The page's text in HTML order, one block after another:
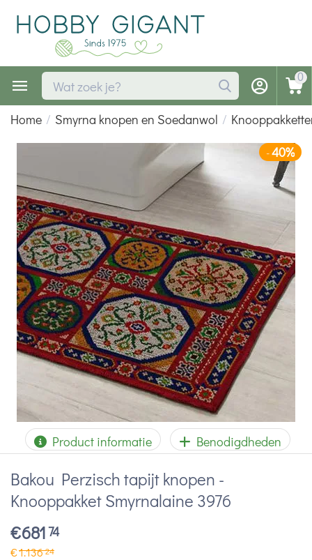
0
Home / Smyrna knopen en Soedanwol /
-40%
Product informatie Benodigdheden
Bakou Perzisch tapijt knopen -
Knooppakket Smyrnalaine 3976
€68174
€1.13624